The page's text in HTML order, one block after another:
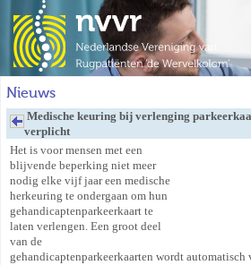
Nieuws
Medische keuring bij verlenging
verplicht
Het is voor mensen met een
blijvende beperking niet meer
nodig elke vijf jaar een medische
herkeuring te ondergaan om hun
gehandicaptenparkeerkaart te
laten verlengen. Een groot deel
van de
gehandicaptenparkeerkaarten wordt automatisch